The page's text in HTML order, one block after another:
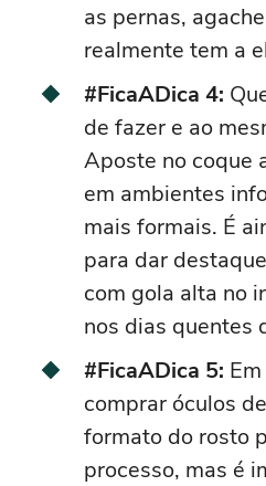
as pernas,
realmente tem a
#FicaADica 4:
de fazer e ao
Aposte no coque
em ambientes
mais formais. É
para dar
com gola alta no
nos dias quentes
#FicaADica 5:
comprar óculos
formato do rosto
processo, mas é